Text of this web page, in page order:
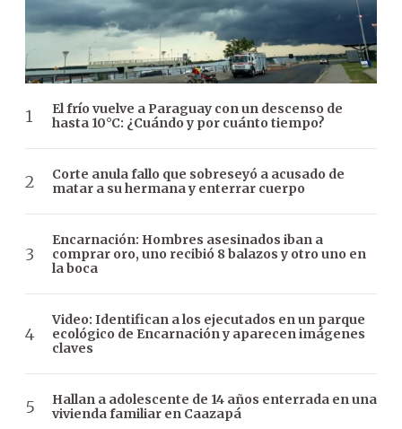
El frío vuelve a Paraguay con un descenso de
hasta 10°C: ¿Cuándo y por cuánto tiempo?
Corte anula fallo que sobreseyó a acusado de
matar a su hermana y enterrar cuerpo
Encarnación: Hombres asesinados iban a
comprar oro, uno recibió 8 balazos y otro uno en
la boca
Video: Identifican a los ejecutados en un parque
ecológico de Encarnación y aparecen imágenes
claves
Hallan a adolescente de 14 años enterrada en una
vivienda familiar en Caazapá